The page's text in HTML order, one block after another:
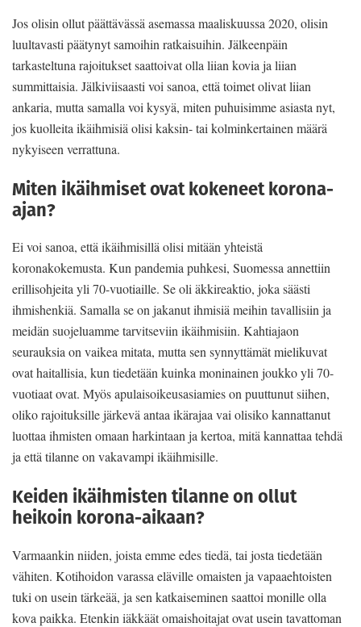
Jos olisin ollut päättävässä asemassa maaliskuussa 2020, olisin
luultavasti päätynyt samoihin ratkaisuihin. Jälkeenpäin
tarkasteltuna rajoitukset saattoivat olla liian kovia ja liian
summittaisia. Jälkiviisaasti voi sanoa, että toimet olivat liian
ankaria, mutta samalla voi kysyä, miten puhuisimme asiasta nyt,
jos kuolleita ikäihmisiä olisi kaksin- tai kolminkertainen määrä
nykyiseen verrattuna.
Miten ikäihmiset ovat kokeneet korona-
ajan?
Ei voi sanoa, että ikäihmisillä olisi mitään yhteistä
koronakokemusta. Kun pandemia puhkesi, Suomessa annettiin
erillisohjeita yli 70-vuotiaille. Se oli äkkireaktio, joka säästi
ihmishenkiä. Samalla se on jakanut ihmisiä meihin tavallisiin ja
meidän suojeluamme tarvitseviin ikäihmisiin. Kahtiajaon
seurauksia on vaikea mitata, mutta sen synnyttämät mielikuvat
ovat haitallisia, kun tiedetään kuinka moninainen joukko yli 70-
vuotiaat ovat. Myös apulaisoikeusasiamies on puuttunut siihen,
oliko rajoituksille järkevä antaa ikärajaa vai olisiko kannattanut
luottaa ihmisten omaan harkintaan ja kertoa, mitä kannattaa tehdä
ja että tilanne on vakavampi ikäihmisille.
Keiden ikäihmisten tilanne on ollut
heikoin korona-aikaan?
Varmaankin niiden, joista emme edes tiedä, tai josta tiedetään
vähiten. Kotihoidon varassa eläville omaisten ja vapaaehtoisten
tuki on usein tärkeää, ja sen katkaiseminen saattoi monille olla
kova paikka. Etenkin iäkkäät omaishoitajat ovat usein tavattoman